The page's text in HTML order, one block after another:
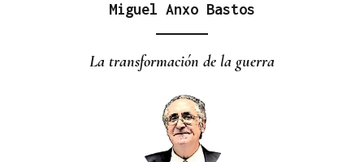
mujer en un centro comercial de Murcia
Miguel Anxo Bastos
La transformación de la guerra